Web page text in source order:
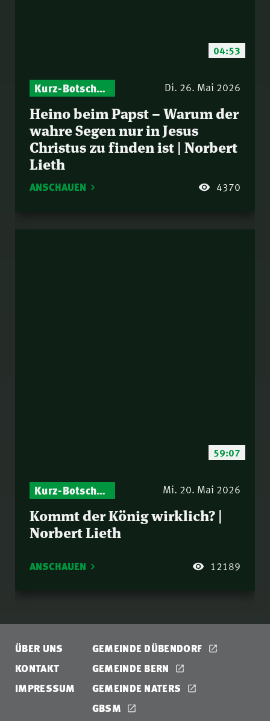
04:53
Kurz-Botschaften – Biblische Impulse mit Zukunft im Blick Di. 26. Mai 2026
Heino beim Papst – Warum der
wahre Segen nur in Jesus
Christus zu finden ist | Norbert
Lieth
ANSCHAUEN 4370
59:07
Israel – Biblische Perspektiven & aktuelle Einordnungen
Kurz-Botschaften – Biblische Impulse mit Zukunft im Blick Mi. 20. Mai 2026
Kommt der König wirklich? |
Norbert Lieth
ANSCHAUEN 12189
ÜBER UNS
KONTAKT
IMPRESSUM
GEMEINDE DÜBENDORF
GEMEINDE BERN
GEMEINDE NATERS
GBSM